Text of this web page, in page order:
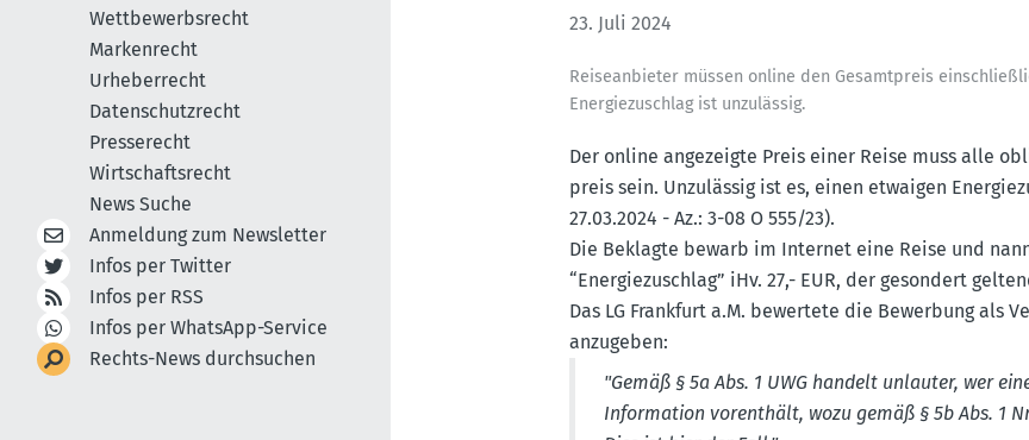
23. Juli 2024
Reise­an­bieter müssen online den Gesamt­preis
Energie­zu­schlag ist unzulässig.
Der online angezeigte Preis einer Reise muss alle
preis sein. Unzulässig ist es, einen etwaigen
27.03.2024 - Az.: 3-08 O 555/23).
Die Beklagte bewarb im Internet eine Reise und
“Energie­zu­schlag” iHv. 27,- EUR, der gesondert
Das LG Frankfurt a.M. bewertete die Bewerbung als
anzugeben:
"Gemäß § 5a Abs. 1 UWG handelt unlauter, wer
Infor­mation vorenthält, wozu gemäß § 5b Abs. 1
Wettbewerbsrecht
Markenrecht
Urheberrecht
Datenschutzrecht
Presserecht
Wirtschaftsrecht
News Suche
Anmeldung zum Newsletter
Infos per Twitter
Infos per RSS
Infos per WhatsApp-Service
Rechts-News durchsuchen